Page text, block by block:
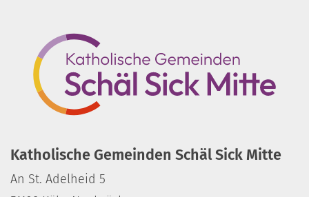
Katholische Gemeinden Schäl Sick Mitte
An St. Adelheid 5